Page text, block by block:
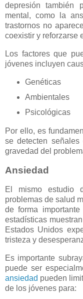
depresión también
mental, como la
trastornos no
coexistir y reforzarse
Los factores que
jóvenes incluyen
Genéticas
Ambientales
Psicológicas
Por ello, es
se detecten
gravedad del
Ansiedad
El mismo estudio
problemas de salud
de forma
estadísticas
Estados Unidos
tristeza y
Es importante
puede ser
ansiedad pueden
de los jóvenes para: